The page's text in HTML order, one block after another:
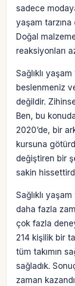
sadece
yaşam
Doğal
reaksiyonları
Sağlıklı
beslenmeniz
değildir.
Ben, bu
2020’de, bir
kursuna
değiştiren bir
sakin
Sağlıklı
daha fazla
çok fazla
214 kişilik bir
tüm takımın
sağladık.
zaman